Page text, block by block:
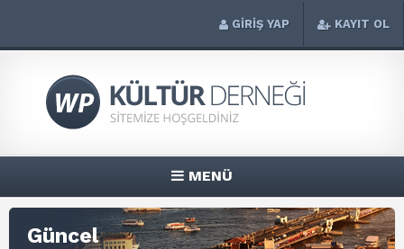
GİRİŞ YAP KAYIT OL
MENÜ
Güncel